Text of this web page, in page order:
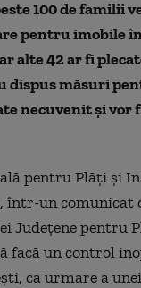
100 de familii
pentru imobile
alte 42 ar fi
dispus măsuri
necuvenit şi vor
pentru Plăţi şi
un comunicat
Judeţene pentru
facă un control
ca urmare a